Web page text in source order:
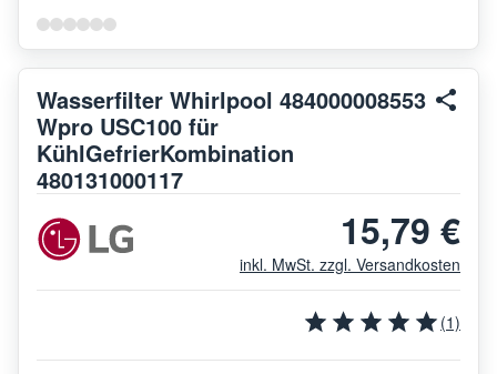
Wasserfilter Whirlpool 484000008553
Wpro USC100 für
KühlGefrierKombination
480131000117
15,79 €
inkl. MwSt. zzgl. Versandkosten
(1)